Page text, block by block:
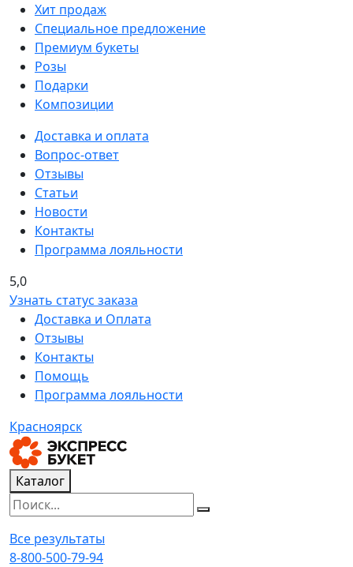
Хит продаж
Специальное предложение
Премиум букеты
Розы
Подарки
Композиции
Доставка и оплата
Вопрос-ответ
Отзывы
Статьи
Новости
Контакты
Программа лояльности
5,0
Узнать статус заказа
Доставка и Оплата
Отзывы
Контакты
Помощь
Программа лояльности
Красноярск
Каталог
Все результаты
8-800-500-79-94